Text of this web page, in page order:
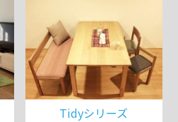
Tidyシリーズ